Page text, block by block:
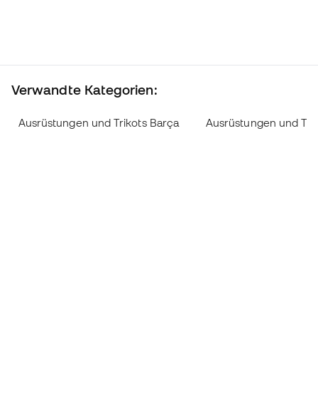
Verwandte Kategorien:
Ausrüstungen und Trikots Barça Ausrüstungen und